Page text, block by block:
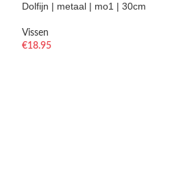
Dolfijn | metaal | mo1 | 30cm
Vissen
€18.95